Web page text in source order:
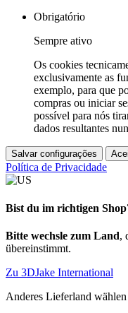
Obrigatório
Sempre ativo
Os cookies
exclusivamente as
exemplo, para que
compras ou iniciar
possível para nós
dados resultantes
Salvar configurações
Política de Privacidade
Bist du im richtigen
Bitte wechsle zum Land,
übereinstimmt.
Zu 3DJake International
Anderes Lieferland wählen